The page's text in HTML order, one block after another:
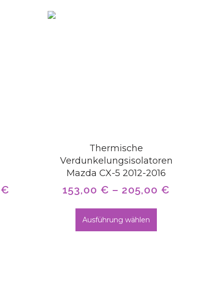
€
Thermische
Verdunkelungsisolatoren
Mazda CX-5 2012-2016
153,00 € – 205,00 €
Ausführung wählen